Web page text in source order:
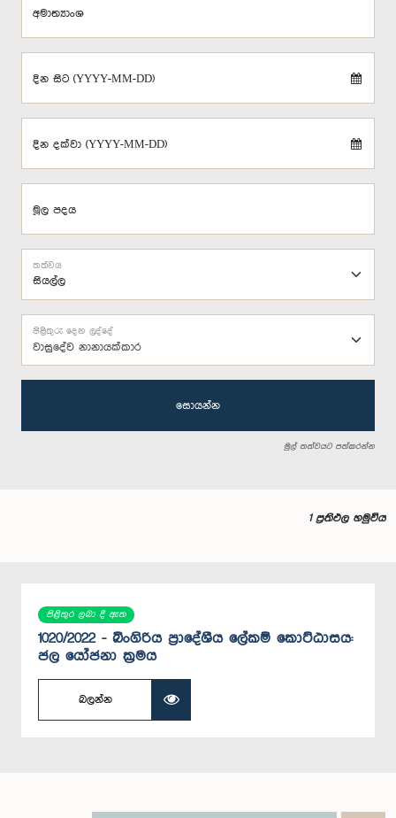
අමාත්‍යාංශ
දින සිට (YYYY-MM-DD)
දින දක්වා (YYYY-MM-DD)
මූල පදය
තත්වය
වාසුදේව නානායක්කාර
පිළිතුරු දෙන ලද්දේ
සොයන්න
මුල් තත්වයට පත්කරන්න
1 ප්‍රතිඵල හමුවිය
පිළිතුර ලබා දී ඇත
1020/2022 - බිංගිරිය ප්‍රාදේශීය ලේකම් කොට්ඨාසය:
ජල යෝජනා ක්‍රමය
බලන්න